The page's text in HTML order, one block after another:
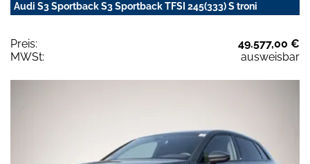
Audi S3 Sportback S3 Sportback TFSI 245(333) S troni
Preis:
49.577,00 €
MWSt:
ausweisbar